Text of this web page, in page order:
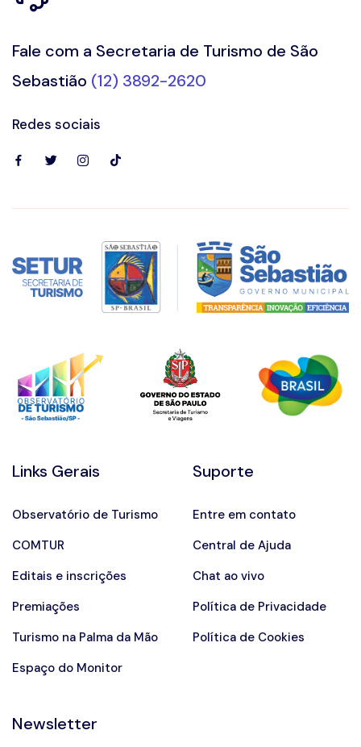
Fale com a Secretaria de Turismo de São
Sebastião (12) 3892-2620
Redes sociais
Links Gerais
Observatório de Turismo
COMTUR
Editais e inscrições
Premiações
Turismo na Palma da Mão
Espaço do Monitor
Suporte
Entre em contato
Central de Ajuda
Chat ao vivo
Política de Privacidade
Política de Cookies
Newsletter